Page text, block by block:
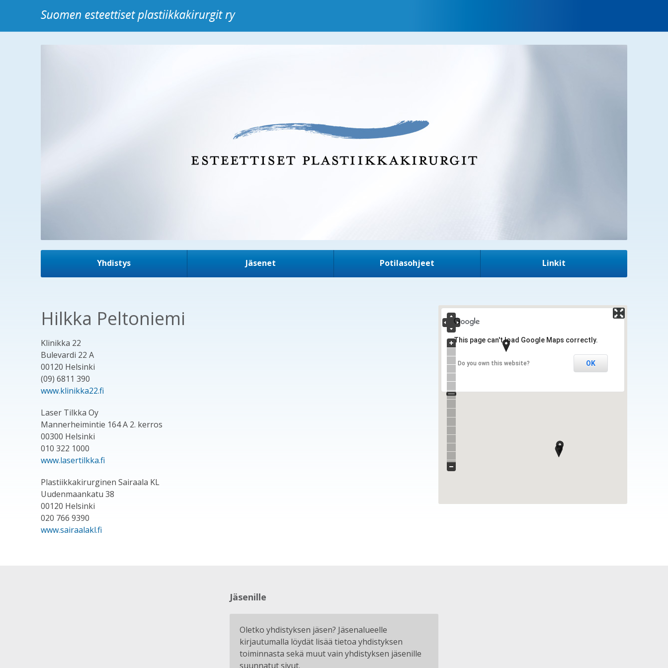
Yhdistys Jäsenet Potilasohjeet Linkit
Hilkka Peltoniemi
Klinikka 22
Bulevardi 22 A
00120 Helsinki
(09) 6811 390
www.klinikka22.fi
Laser Tilkka Oy
Mannerheimintie 164 A 2. kerros
00300 Helsinki
010 322 1000
www.lasertilkka.fi
Plastiikkakirurginen Sairaala KL
Uudenmaankatu 38
00120 Helsinki
020 766 9390
www.sairaalakl.fi
This page can't load Google Maps correctly.
Do you own this website? OK
Jäsenille
Oletko yhdistyksen jäsen? Jäsenalueelle
kirjautumalla löydät lisää tietoa yhdistyksen
toiminnasta sekä muut vain yhdistyksen jäsenille
suunnatut sivut.